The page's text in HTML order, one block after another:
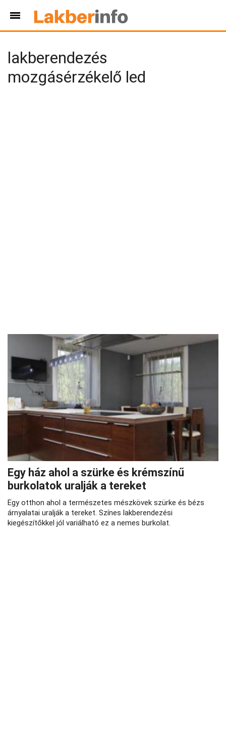
lakberendezés
mozgásérzékelő led
Egy ház ahol a szürke és krémszínű
burkolatok uralják a tereket
Egy otthon ahol a természetes mészkövek szürke és bézs
árnyalatai uralják a tereket. Színes lakberendezési
kiegészítőkkel jól variálható ez a nemes burkolat.